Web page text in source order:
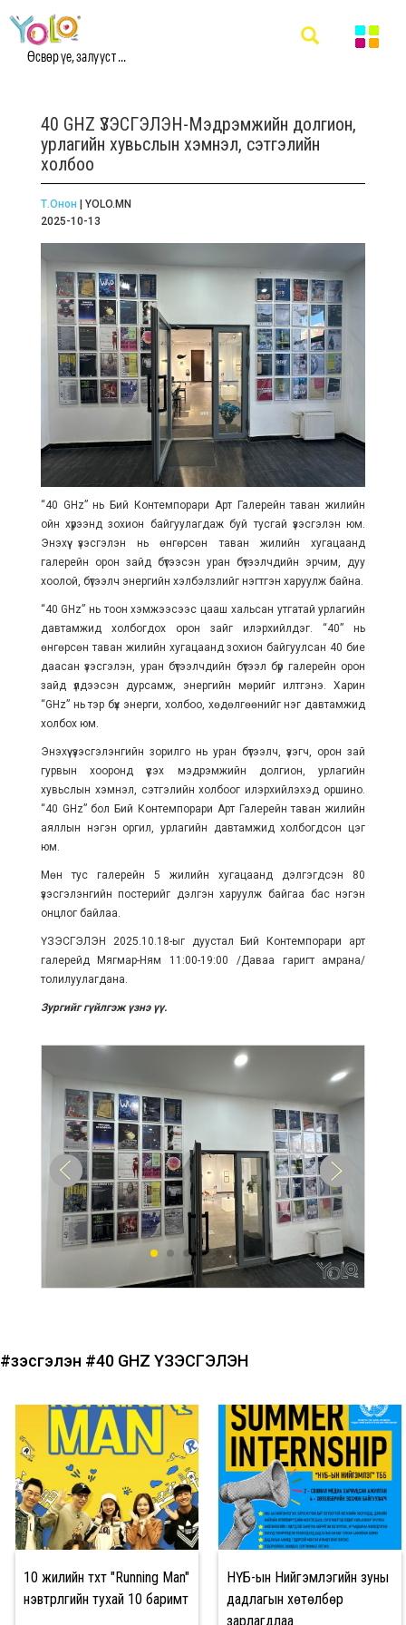
Өсвөр үе, залууст ...
40 GHZ ҮЗЭСГЭЛЭН-Мэдрэмжийн долгион,
урлагийн хувьслын хэмнэл, сэтгэлийн
холбоо
Т.Онон | YOLO.MN
2025-10-13
“40 GHz” нь Бий Контемпорари Арт Галерейн таван жилийн
ойн хүрээнд зохион байгуулагдаж буй тусгай үзэсгэлэн юм.
Энэхүү үзэсгэлэн нь өнгөрсөн таван жилийн хугацаанд
галерейн орон зайд бүтээсэн уран бүтээлчдийн эрчим, дуу
хоолой, бүтээлч энергийн хэлбэлзлийг нэгтгэн харуулж байна.
“40 GHz” нь тоон хэмжээсээс цааш хальсан утгатай урлагийн
давтамжид холбогдох орон зайг илэрхийлдэг. “40” нь
өнгөрсөн таван жилийн хугацаанд зохион байгуулсан 40 бие
даасан үзэсгэлэн, уран бүтээлчдийн бүтээл бүр галерейн орон
зайд үлдээсэн дурсамж, энергийн мөрийг илтгэнэ. Харин
“GHz” нь тэр бүх энерги, холбоо, хөдөлгөөнийг нэг давтамжид
холбох юм.
Энэхүү үзэсгэлэнгийн зорилго нь уран бүтээлч, үзэгч, орон зай
гурвын хооронд үүсэх мэдрэмжийн долгион, урлагийн
хувьслын хэмнэл, сэтгэлийн холбоог илэрхийлэхэд оршино.
“40 GHz” бол Бий Контемпорари Арт Галерейн таван жилийн
аяллын нэгэн оргил, урлагийн давтамжид холбогдсон цэг
юм.
Мөн тус галерейн 5 жилийн хугацаанд дэлгэгдсэн 80
үзэсгэлэнгийн постерийг дэлгэн харуулж байгаа бас нэгэн
онцлог байлаа.
ҮЗЭСГЭЛЭН 2025.10.18-ыг дуустал Бий Контемпорари арт
галерейд Мягмар-Ням 11:00-19:00 /Даваа гаригт амрана/
толилуулагдана.
Зургийг гүйлгэж үзнэ үү.
#үзэсгэлэн #40 GHZ ҮЗЭСГЭЛЭН
10 жилийн түүхт "Running Man"
нэвтрүүлгийн тухай 10 баримт
НҮБ-ын Нийгэмлэгийн зуны
дадлагын хөтөлбөр
зарлагдлаа